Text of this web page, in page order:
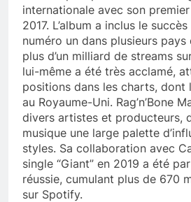
internationale avec son premier
2017. L’album a inclus le succès
numéro un dans plusieurs
plus d’un milliard de streams
lui-même a été très acclamé,
positions dans les charts, dont
au Royaume-Uni. Rag’n’Bone
divers artistes et producteurs,
musique une large palette
styles. Sa collaboration avec
single “Giant” en 2019 a été
réussie, cumulant plus de 670
sur Spotify.